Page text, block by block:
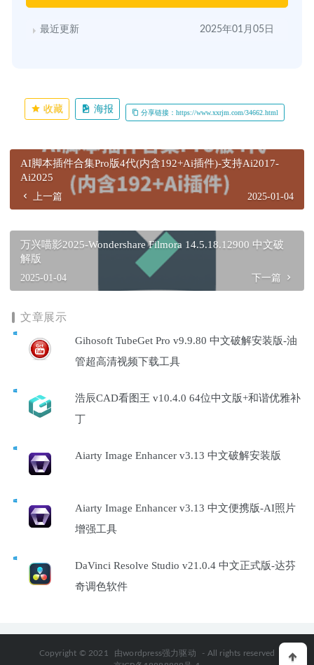
最近更新 2025年01月05日
收藏 海报 分享链接：https://www.xxrjm.com/34662.html
AI脚本插件合集Pro版4代(内含192+Ai插件)-支持Ai2017-
Ai2025
上一篇 2025-01-04
万兴喵影2025-Wondershare Filmora 14.5.18.12900 中文破
解版
2025-01-04 下一篇
文章展示
Gihosoft TubeGet Pro v9.9.80 中文破解安装版-油
管超高清视频下载工具
浩辰CAD看图王 v10.4.0 64位中文版+和谐优雅补
丁
Aiarty Image Enhancer v3.13 中文破解安装版
Aiarty Image Enhancer v3.13 中文便携版-AI照片
增强工具
DaVinci Resolve Studio v21.0.4 中文正式版-达芬
奇调色软件
Copyright © 2021 由wordpress强力驱动
- All rights reserved